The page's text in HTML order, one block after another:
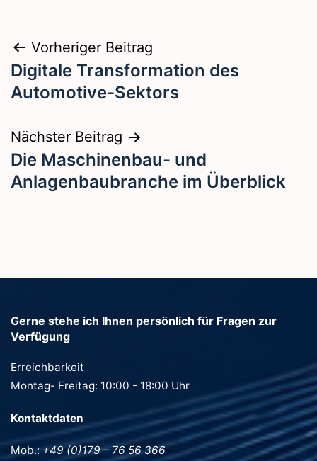
Beitragsnavigation
Vorheriger Beitrag
Digitale Transformation des
Automotive-Sektors
Nächster Beitrag
Die Maschinenbau- und
Anlagenbaubranche im Überblick
Gerne stehe ich Ihnen persönlich für Fragen zur
Verfügung
Erreichbarkeit
Montag- Freitag: 10:00 - 18:00 Uhr
Kontaktdaten
Mob.:+49 (0)179 – 76 56 366